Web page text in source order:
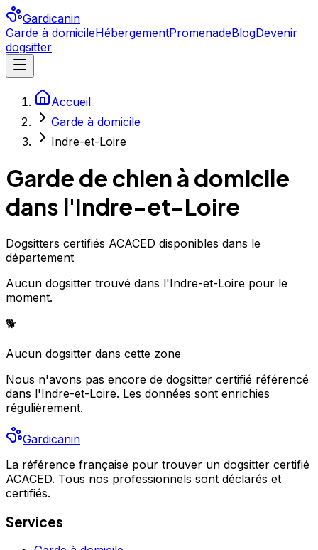
Gardicanin
Garde à domicileHébergementPromenadeBlogDevenir
dogsitter
Accueil
Garde à domicile
Indre-et-Loire
Garde de chien à domicile
dans l'Indre-et-Loire
Dogsitters certifiés ACACED disponibles dans le
département
Aucun dogsitter trouvé dans l'Indre-et-Loire pour le
moment.
🐕
Aucun dogsitter dans cette zone
Nous n'avons pas encore de dogsitter certifié référencé
dans l'Indre-et-Loire. Les données sont enrichies
régulièrement.
Gardicanin
La référence française pour trouver un dogsitter certifié
ACACED. Tous nos professionnels sont déclarés et
certifiés.
Services